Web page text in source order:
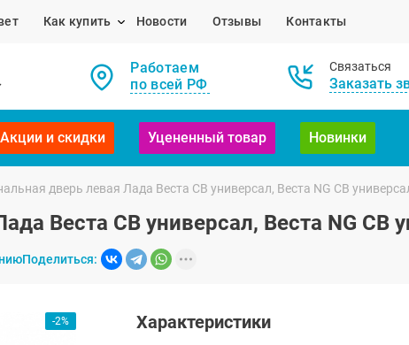
Как купить Новости Отзывы Контакты
Работаем
по всей РФ
Связаться
Заказать
Акции и скидки Уцененный товар Новинки
дверь левая Лада Веста СВ универсал, Веста NG СВ
Веста СВ универсал, Веста NG СВ
Поделиться:
-2% Характеристики